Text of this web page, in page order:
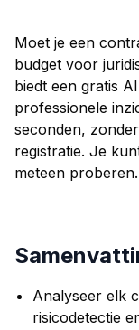
Moet je een
budget voor
biedt een gratis
professionele
seconden,
registratie. Je
meteen proberen.
Analyseer elk
risicodetectie